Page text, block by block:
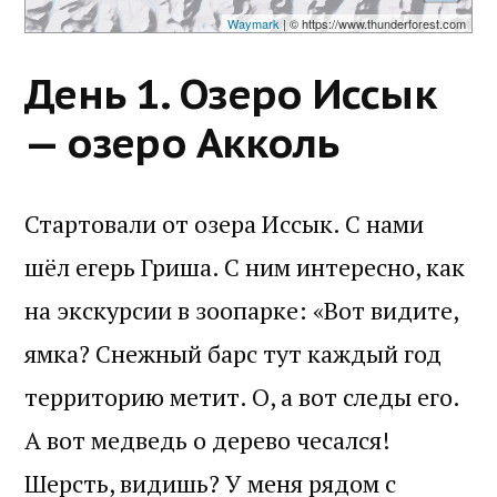
Waymark| © https://www.thunderforest.com
День 1. Озеро Иссык
— озеро Акколь
Стартовали от озера Иссык. С нами
шёл егерь Гриша. С ним интересно, как
на экскурсии в зоопарке: «Вот видите,
ямка? Снежный барс тут каждый год
территорию метит. О, а вот следы его.
А вот медведь о дерево чесался!
Шерсть, видишь? У меня рядом с